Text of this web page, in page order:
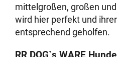
mittelgroßen, großen
wird hier perfekt und
entsprechend geholfen.